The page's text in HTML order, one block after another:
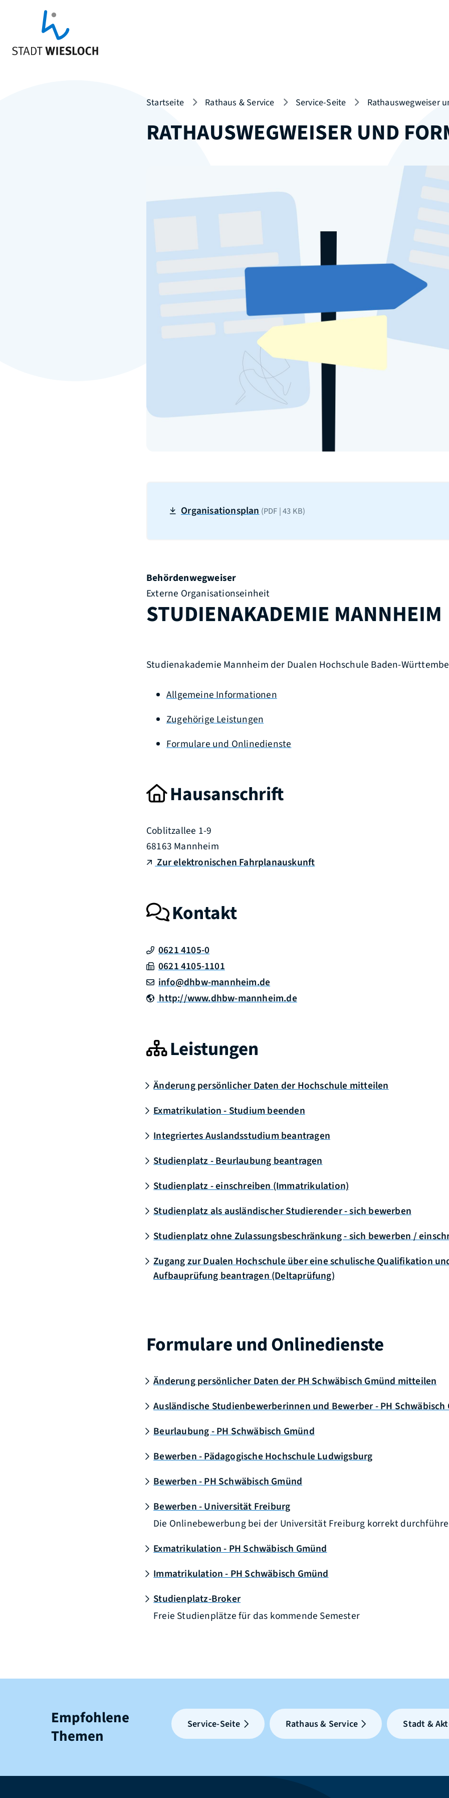
Startseite Rathaus & Service Service-Seite Rathauswegweiser
RATHAUSWEGWEISER UND
Organisationsplan(PDF | 43 KB)
Behördenwegweiser
Externe Organisationseinheit
STUDIENAKADEMIE MANNHEIM
Studienakademie Mannheim der Dualen Hochschule Baden-
Allgemeine Informationen
Zugehörige Leistungen
Formulare und Onlinedienste
Hausanschrift
Coblitzallee 1-9
68163 Mannheim
Zur elektronischen Fahrplanauskunft
Kontakt
0621 4105-0
0621 4105-1101
info@dhbw-mannheim.de
http://www.dhbw-mannheim.de
Leistungen
Änderung persönlicher Daten der Hochschule mitteilen
Exmatrikulation - Studium beenden
Integriertes Auslandsstudium beantragen
Studienplatz - Beurlaubung beantragen
Studienplatz - einschreiben (Immatrikulation)
Studienplatz als ausländischer Studierender - sich bewerben
Studienplatz ohne Zulassungsbeschränkung - sich bewerben /
Zugang zur Dualen Hochschule über eine schulische Qualifikation
Aufbauprüfung beantragen (Deltaprüfung)
Formulare und Onlinedienste
Änderung persönlicher Daten der PH Schwäbisch Gmünd mitteilen
Ausländische Studienbewerberinnen und Bewerber - PH Schwäbisch
Beurlaubung - PH Schwäbisch Gmünd
Bewerben - Pädagogische Hochschule Ludwigsburg
Bewerben - PH Schwäbisch Gmünd
Bewerben - Universität Freiburg
Die Onlinebewerbung bei der Universität Freiburg korrekt
Exmatrikulation - PH Schwäbisch Gmünd
Immatrikulation - PH Schwäbisch Gmünd
Studienplatz-Broker
Freie Studienplätze für das kommende Semester
Empfohlene
Themen
Service-Seite Rathaus & Service Stadt &